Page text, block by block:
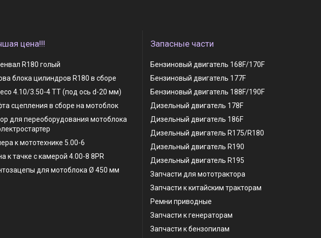
цена!!!
R180 голый
блока цилиндров R180 в сборе
4.10/3.50-4 TT (под ось d-20 мм)
сцепления в сборе на мотоблок
для переоборудования мотоблока
к мототехнике 5.00-6
к тачке с камерой 4.00-8 8PR
для мотоблока Ø 450 мм
Запасные части
Бензиновый двигатель 168F/170F
Бензиновый двигатель 177F
Бензиновый двигатель 188F/190F
Дизельный двигатель 178F
Дизельный двигатель 186F
Дизельный двигатель R175/R180
Дизельный двигатель R190
Дизельный двигатель R195
Запчасти для мототрактора
Запчасти к китайским тракторам
Ремни приводные
Запчасти к генераторам
Запчасти к бензопилам